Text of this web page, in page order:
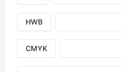
HWB
CMYK